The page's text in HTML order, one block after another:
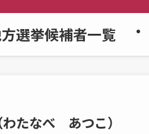
選挙候補者一覧
たなべ あつこ）